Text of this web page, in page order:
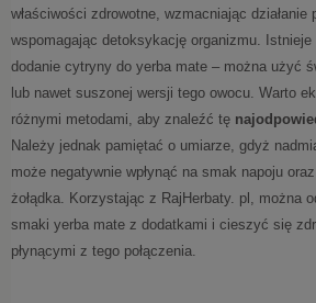
właściwości zdrowotne, wzmacniając działanie
wspomagając detoksykację organizmu.
dodanie cytryny do yerba mate – można użyć
lub nawet suszonej wersji tego owocu. Warto
różnymi metodami, aby znaleźć tę
Należy jednak pamiętać o umiarze, gdyż
może negatywnie wpłynąć na smak napoju
żołądka. Korzystając z RajHerbaty. pl, można
smaki yerba mate z dodatkami i cieszyć się
płynącymi z tego połączenia.